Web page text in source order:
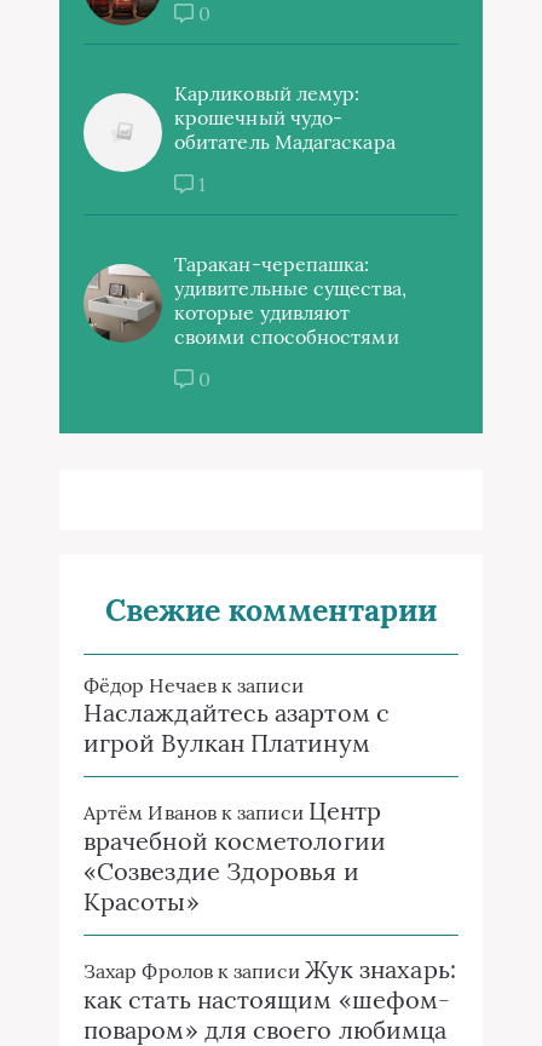
0
Карликовый лемур:
крошечный чудо-
обитатель Мадагаскара
1
Таракан-черепашка:
удивительные существа,
которые удивляют
своими способностями
0
Свежие комментарии
Фёдор Нечаевк записи
Наслаждайтесь азартом с
игрой Вулкан Платинум
Артём Ивановк записи Центр
врачебной косметологии
«Созвездие Здоровья и
Красоты»
Захар Фроловк записи Жук знахарь:
как стать настоящим «шефом-
поваром» для своего любимца